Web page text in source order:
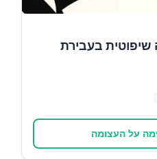
בעבירת
על העצומה